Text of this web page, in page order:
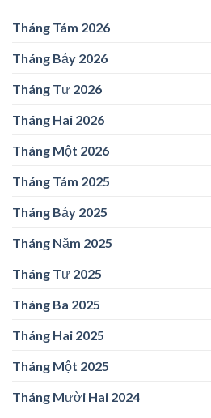
Tháng Tám 2026
Tháng Bảy 2026
Tháng Tư 2026
Tháng Hai 2026
Tháng Một 2026
Tháng Tám 2025
Tháng Bảy 2025
Tháng Năm 2025
Tháng Tư 2025
Tháng Ba 2025
Tháng Hai 2025
Tháng Một 2025
Tháng Mười Hai 2024